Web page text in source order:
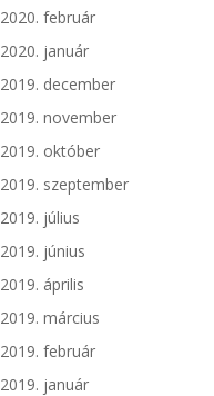
2020. február
2020. január
2019. december
2019. november
2019. október
2019. szeptember
2019. július
2019. június
2019. április
2019. március
2019. február
2019. január